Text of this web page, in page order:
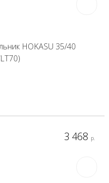
HOKASU 35/40
3 468 р.